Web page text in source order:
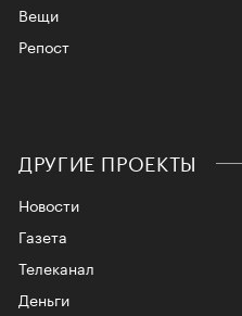
Вещи
Репост
ДРУГИЕ ПРОЕКТЫ
Новости
Газета
Телеканал
Деньги